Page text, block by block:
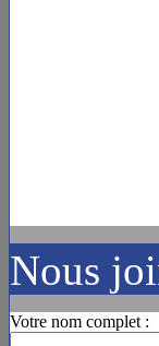
Nous
Votre nom complet :